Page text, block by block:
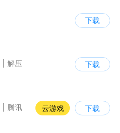
下载
解压
下载
腾讯
云游戏 下载